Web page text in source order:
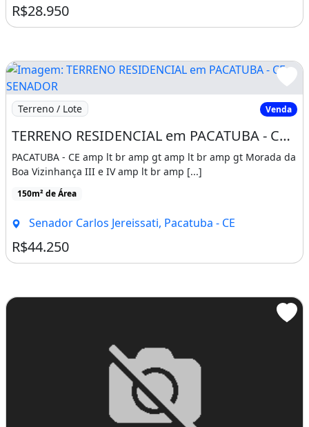
R$28.950
Imagem: TERRENO RESIDENCIAL em PACATUBA - CE,
Terreno / Lote Venda
TERRENO RESIDENCIAL em PACATUBA - CE, SENADOR CARLOS JEREISSATI
PACATUBA - CE amp lt br amp gt amp lt br amp gt Morada da
Boa Vizinhança III e IV amp lt br amp [...]
150m² de Área
Senador Carlos Jereissati, Pacatuba - CE
R$44.250